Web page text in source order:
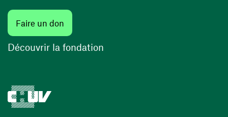
Faire un don
Découvrir la fondation